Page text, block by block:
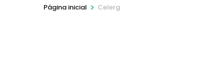
Página inicial > Celerg